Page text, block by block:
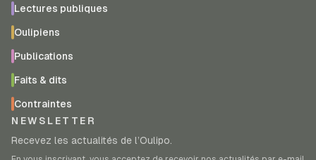
Lectures publiques
Oulipiens
Publications
Faits & dits
Contraintes
NEWSLETTER
Recevez les actualités de l’Oulipo.